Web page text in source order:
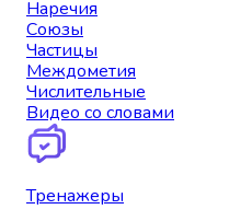
Наречия
Союзы
Частицы
Междометия
Числительные
Видео со словами
Тренажеры